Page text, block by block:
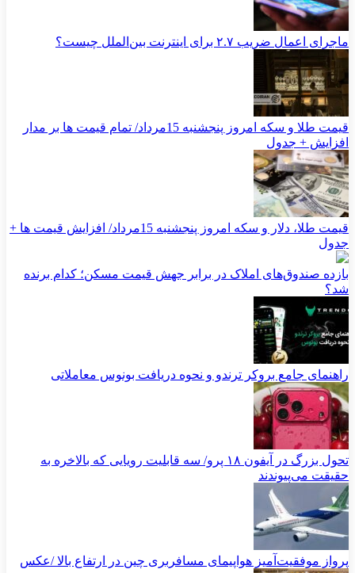
ماجرای اعمال ضریب ۲.۷ برای اینترنت بین‌الملل چیست؟
قیمت طلا و سکه امروز پنجشنبه 15مرداد/ تمام قیمت ها بر مدار
افزایش + جدول
قیمت طلا، دلار و سکه امروز پنجشنبه 15مرداد/ افزایش قیمت ها +
جدول
بازده صندوق‌های املاک در برابر جهش قیمت مسکن؛ کدام برنده
شد؟
راهنمای جامع بروکر ترندو و نحوه دریافت بونوس معاملاتی
تحول بزرگ در آیفون ۱۸ پرو/ سه قابلیت رویایی که بالاخره به
حقیقت می‌پیوندند
پرواز موفقیت‌آمیز هواپیمای مسافربری چین در ارتفاع بالا /عکس